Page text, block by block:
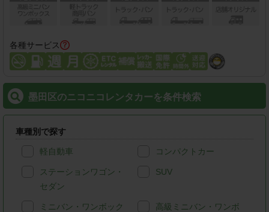
各種サービス
墨田区のニコニコレンタカーを条件検索
車種別で探す
軽自動車 コンパクトカー
ステーションワゴン・
セダン
SUV
ミニバン・ワンボック
高級ミニバン・ワンボ